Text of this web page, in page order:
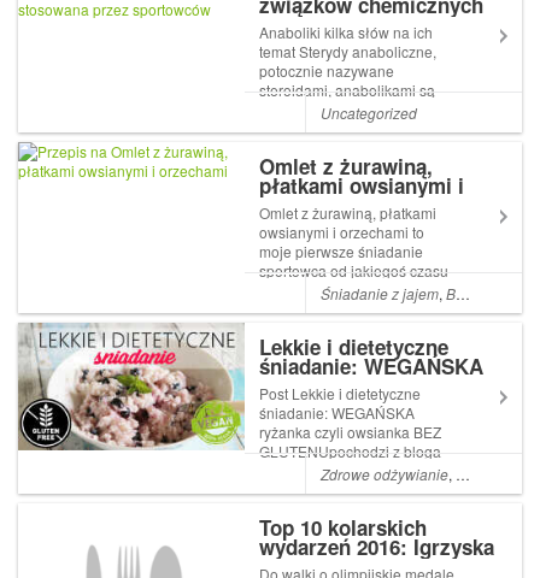
stosowana przez
sportowców
Anaboliki kilka słów na ich
temat Sterydy anaboliczne,
potocznie nazywane
steroidami, anabolikami są
grupą związków
chemicznych. Posiadają
anaboliczne. Przyczyniają się
Uncategorized
Omlet z żurawiną,
płatkami owsianymi i
orzechami
Omlet z żurawiną, płatkami
owsianymi i orzechami to
moje pierwsze śniadanie
sportowca od jakiegoś czasu
wzięłam się za swoje ciało,
parę kilo do zrzucenia. Mój
szukać informacji odnośnie
spalania tkanki, co nal...
Śniadanie z jajem,Białko na śniadanie
Lekkie i dietetyczne
śniadanie: WEGAŃSKA
ryżanka czyli owsianka
BEZ GLUTENU
Post Lekkie i dietetyczne
śniadanie: WEGAŃSKA
ryżanka czyli owsianka BEZ
GLUTENUpochodzi z bloga
Jak Po Maśle. Na śniadanie
powinno się zjeść coś
uwalniającego energię (nie
długo trawiącego jak stek),
abyśmy byli pełni sił do dzi...
Zdrowe odżywianie, Śniadanie
Top 10 kolarskich
wydarzeń 2016: Igrzyska
Olimpijskie
Do walki o olimpijskie medale